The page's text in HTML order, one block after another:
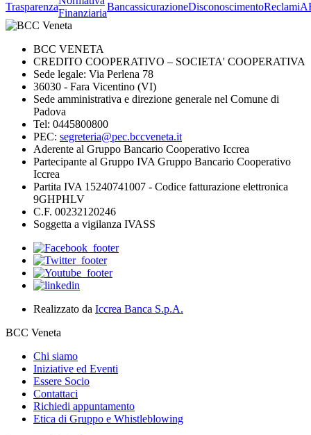
Trasparenza
Finanziaria
BancassicurazioneDisconoscimentoReclami
BCC VENETA
CREDITO COOPERATIVO – SOCIETA' COOPERATIVA
Sede legale: Via Perlena 78
36030 - Fara Vicentino (VI)
Sede amministrativa e direzione generale nel Comune di
Padova
Tel: 0445800800
PEC: segreteria@pec.bccveneta.it
Aderente al Gruppo Bancario Cooperativo Iccrea
Partecipante al Gruppo IVA Gruppo Bancario Cooperativo
Iccrea
Partita IVA 15240741007 - Codice fatturazione elettronica
9GHPHLV
C.F. 00232120246
Soggetta a vigilanza IVASS
Realizzato da Iccrea Banca S.p.A.
BCC Veneta
Chi siamo
Iniziative ed Eventi
Essere Socio
Contattaci
Richiedi appuntamento
Etica di Gruppo e Whistleblowing